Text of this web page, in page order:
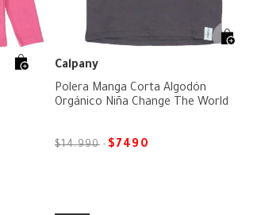
Calpany
Polera Manga Corta Algodón
Orgánico Niña Change The World
$14.990 $7490